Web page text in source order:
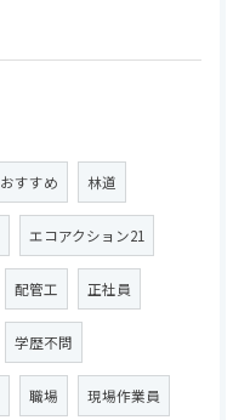
おすすめ 林道
エコアクション21
配管工 正社員
学歴不問
職場 現場作業員